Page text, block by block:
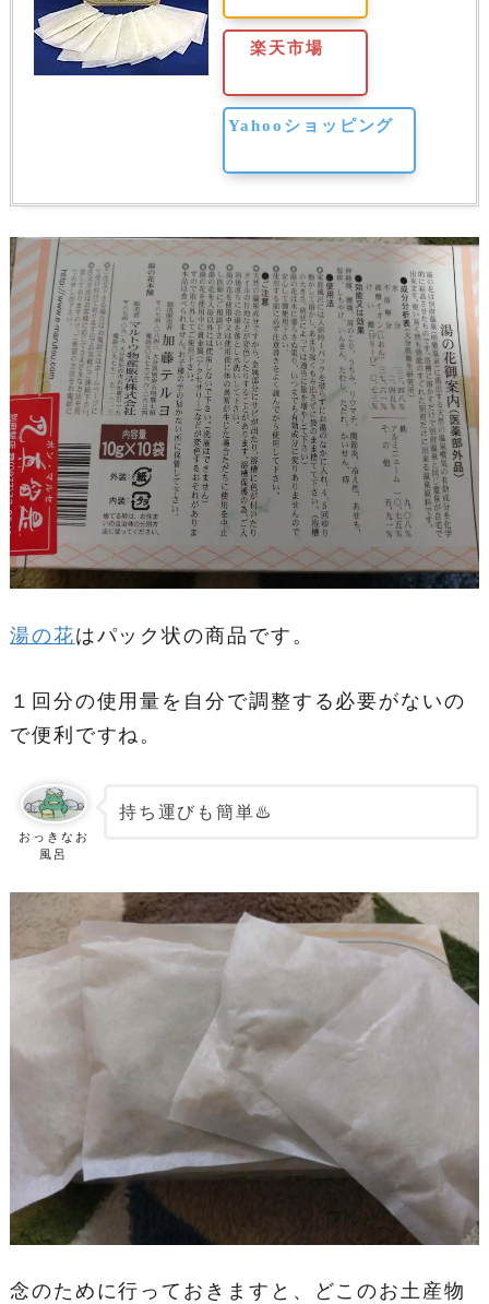
楽天市場
Yahooショッピング
湯の花はパック状の商品です。
１回分の使用量を自分で調整する必要がないの
で便利ですね。
おっきなお
風呂
持ち運びも簡単♨️
念のために行っておきますと、どこのお土産物